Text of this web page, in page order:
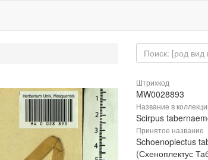
Штрихкод
MW0028893
Название в
Scirpus
Принятое название
Schoenoplectus
(Схеноплектус